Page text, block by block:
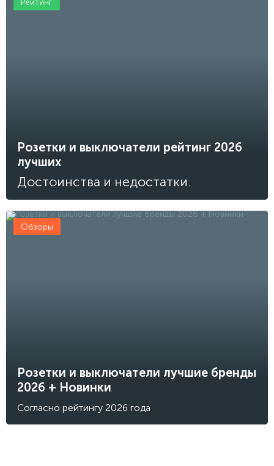
Розетки и выключатели рейтинг 2026
лучших
Достоинства и недостатки.
Рейтинг
Розетки и выключатели лучшие бренды
2026 + Новинки
Согласно рейтингу 2026 года
Обзоры